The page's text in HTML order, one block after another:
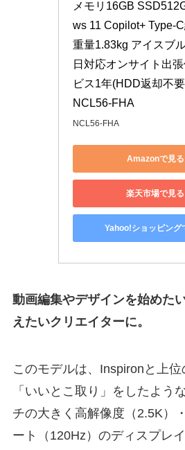
メモリ16GB
ws 11 Copilot+ Type-
重量1.83kg アイスブ
日対応オンサイト出
ビス1年(HDD返却不
NCL56-FHA
NCL56-FHA
Amazonで見る
楽天市場で見る
Yahoo!ショッピング
動画編集やデザインを始めた
えたいクリエイターに。
このモデルは、Inspironと上
「いいとこ取り」をしたよう
チの大きく高解像度（2.5K）
ート（120Hz）のディスプレ